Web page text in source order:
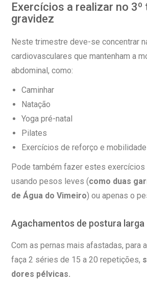
Exercícios a realizar no
gravidez
Neste trimestre deve-se concentrar
cardiovasculares que mantenham a
abdominal, como:
Caminhar
Natação
Yoga pré-natal
Pilates
Exercícios de reforço e
Pode também fazer estes exercícios
usando pesos leves (como duas
de Água do Vimeiro) ou apenas o
Agachamentos de postura larga
Com as pernas mais afastadas, para
faça 2 séries de 15 a 20 repetições,
dores pélvicas.